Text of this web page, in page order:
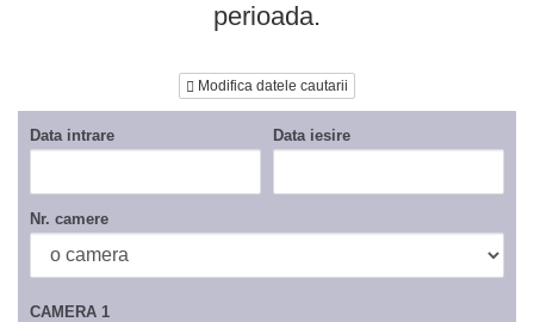
perioada.
Modifica datele cautarii
Data intrare Data iesire
Nr. camere
CAMERA 1